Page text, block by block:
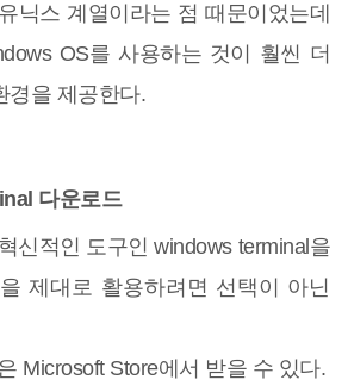
닉스 계열이라는 점 때문이었는데
OS를 사용하는 것이 훨씬 더
경을 제공한다.
다운로드
신적인 도구인 windows terminal을
제대로 활용하려면 선택이 아닌
Microsoft Store에서 받을 수 있다.